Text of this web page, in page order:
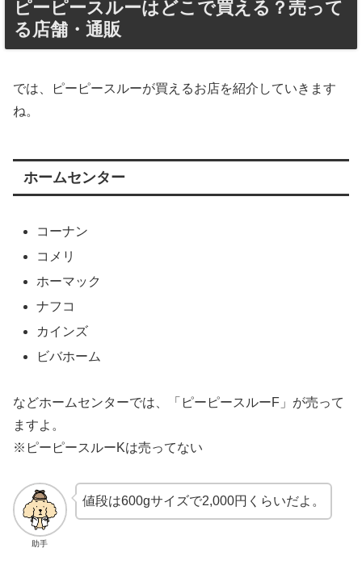
ピーピースルーはどこで買える？売って
る店舗・通販
では、ピーピースルーが買えるお店を紹介していきます
ね。
ホームセンター
コーナン
コメリ
ホーマック
ナフコ
カインズ
ビバホーム
などホームセンターでは、「ピーピースルーF」が売って
ますよ。
※ピーピースルーKは売ってない
助手
値段は600gサイズで2,000円くらいだよ。